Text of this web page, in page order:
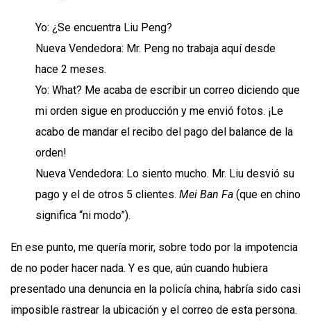
Yo: ¿Se encuentra Liu Peng?
Nueva Vendedora: Mr. Peng no trabaja aquí desde
hace 2 meses.
Yo: What? Me acaba de escribir un correo diciendo que
mi orden sigue en producción y me envió fotos. ¡Le
acabo de mandar el recibo del pago del balance de la
orden!
Nueva Vendedora: Lo siento mucho. Mr. Liu desvió su
pago y el de otros 5 clientes. Mei Ban Fa (que en chino
significa “ni modo”).
En ese punto, me quería morir, sobre todo por la impotencia
de no poder hacer nada. Y es que, aún cuando hubiera
presentado una denuncia en la policía china, habría sido casi
imposible rastrear la ubicación y el correo de esta persona.